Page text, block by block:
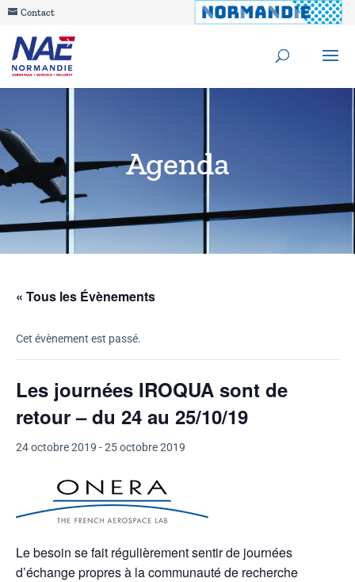
Contact
Agenda
« Tous les Évènements
Cet évènement est passé.
Les journées IROQUA sont de
retour – du 24 au 25/10/19
24 octobre 2019 -25 octobre 2019
Le besoin se fait régulièrement sentir de journées
d’échange propres à la communauté de recherche